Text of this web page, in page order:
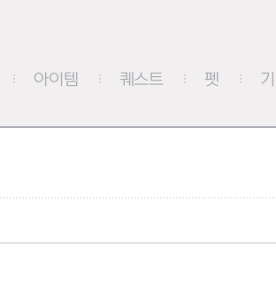
아이템 퀘스트 펫